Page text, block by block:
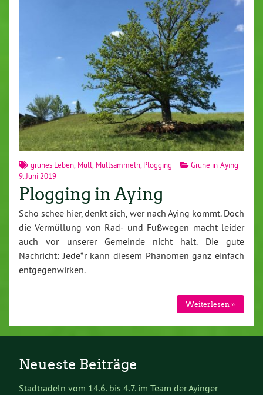
grünes Leben Müll Müllsammeln, Plogging
Grüne in Aying
9. Juni 2019
Plogging in Aying
Scho schee hier, denkt sich, wer nach Aying kommt. Doch
die Vermüllung von Rad- und Fußwegen macht leider
auch vor unserer Gemeinde nicht halt. Die gute
Nachricht: Jede*r kann diesem Phänomen ganz einfach
entgegenwirken.
Weiterlesen »
Neueste Beiträge
Stadtradeln vom 14.6. bis 4.7. im Team der Ayinger